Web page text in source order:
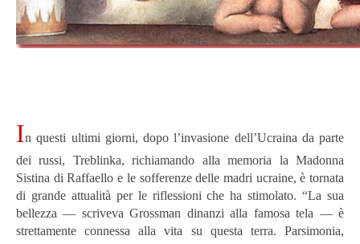
In questi ultimi giorni, dopo l’invasione dell’Ucraina da parte
dei russi, Treblinka, richiamando alla memoria la Madonna
Sistina di Raffaello e le sofferenze delle madri ucraine, è tornata
di grande attualità per le riflessioni che ha stimolato. “La sua
bellezza — scriveva Grossman dinanzi alla famosa tela — è
strettamente connessa alla vita su questa terra. Parsimonia,